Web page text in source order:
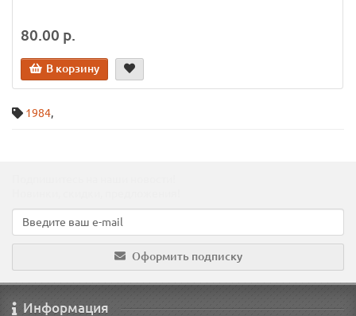
80.00 р.
В корзину
1984,
Оформить подписку
Информация